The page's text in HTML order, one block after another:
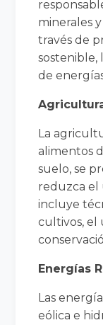
minerales
través de
sostenible,
de
La
alimentos
suelo, se
reduzca el
incluye
cultivos, el
Energías
Las
eólica e